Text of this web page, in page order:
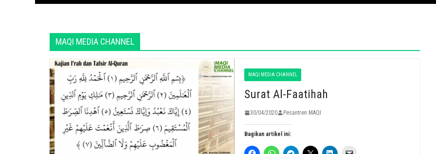
MAQI MEDIA CHANNEL
MAQI MEDIA CHANNEL
Surat Al-Faatihah
30/04/2020 Pesantren MAQI
Bagikan artikel ini: